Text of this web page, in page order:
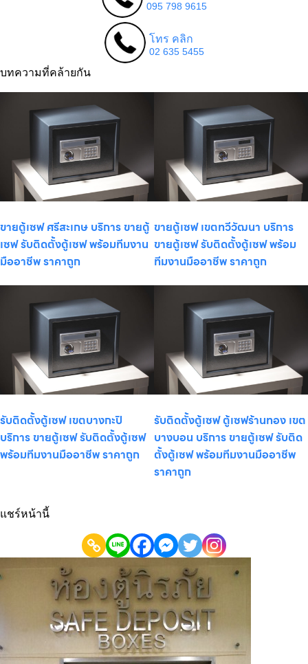
095 798 9615
โทร คลิก
02 635 5455
บทความที่คล้ายกัน
ขายตู้เซฟ ศรีสะเกษ บริการ ขายตู้
เซฟ รับติดตั้งตู้เซฟ พร้อมทีมงาน
มืออาชีพ ราคาถูก
ขายตู้เซฟ เขตทวีวัฒนา บริการ
ขายตู้เซฟ รับติดตั้งตู้เซฟ พร้อม
ทีมงานมืออาชีพ ราคาถูก
รับติดตั้งตู้เซฟ เขตบางกะปิ
บริการ ขายตู้เซฟ รับติดตั้งตู้เซฟ
พร้อมทีมงานมืออาชีพ ราคาถูก
รับติดตั้งตู้เซฟ ตู้เซฟร้านทอง เขต
บางบอน บริการ ขายตู้เซฟ รับติด
ตั้งตู้เซฟ พร้อมทีมงานมืออาชีพ
ราคาถูก
แชร์หน้านี้